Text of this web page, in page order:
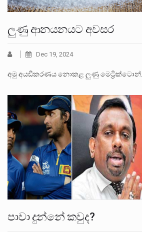
ලුණු ආනයනයට අවසර
Dec 19, 2024
අමු අයඩීකරණය නොකළ ලුණු මෙට්‍රික්ටොන්…
පාවා දුන්නේ කවුද?